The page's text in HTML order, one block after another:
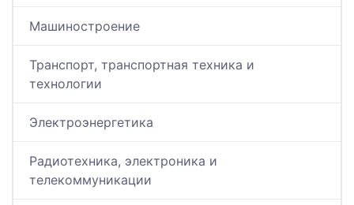
Машиностроение
Транспорт, транспортная техника и
технологии
Электроэнергетика
Радиотехника, электроника и
телекоммуникации